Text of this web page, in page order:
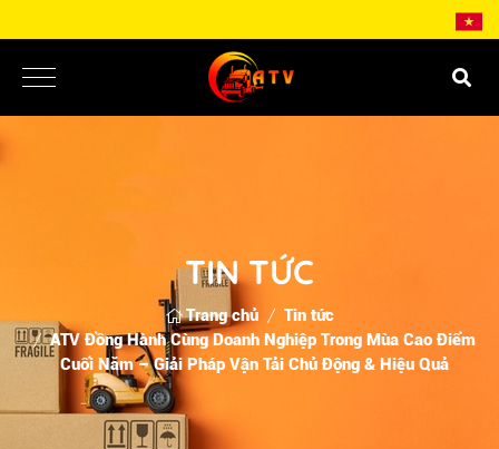
TIN TỨC
Trang chủ
Tin tức
ATV Đồng Hành Cùng Doanh Nghiệp Trong Mùa Cao Điểm
Cuối Năm – Giải Pháp Vận Tải Chủ Động & Hiệu Quả